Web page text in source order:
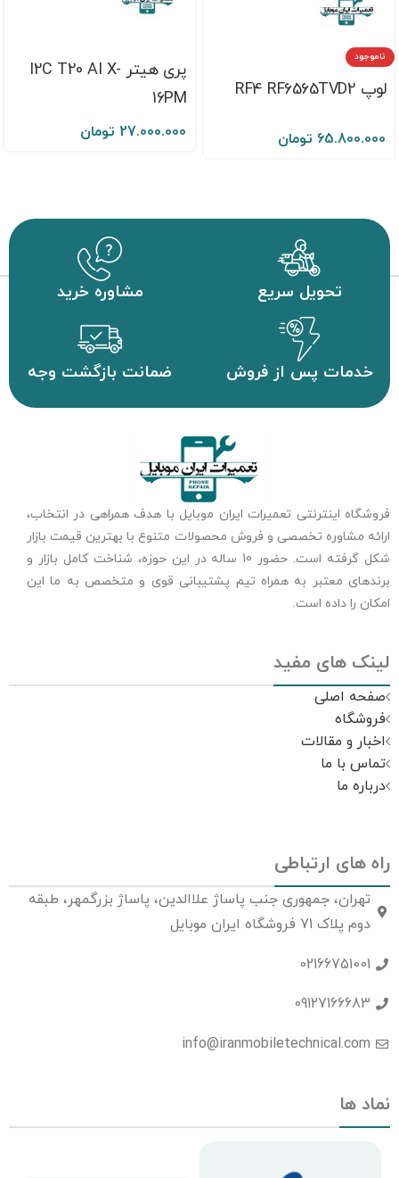
ناموجود
لوپ RF4 RF6565TVD2
65.800.000 تومان
پری هیتر I2C T20 AI X-
16PM
27.000.000 تومان
تحویل سریع مشاوره خرید
خدمات پس از فروش ضمانت بازگشت وجه
فروشگاه اینترنتی تعمیرات ایران موبایل با هدف همراهی در انتخاب،
ارائه مشاوره تخصصی و فروش محصولات متنوع با بهترین قیمت بازار
شکل گرفته است. حضور 10 ساله در این حوزه، شناخت کامل بازار و
برندهای معتبر به همراه تیم پشتیبانی قوی و متخصص به ما این
امکان را داده است.
لینک های مفید
صفحه اصلی
فروشگاه
اخبار و مقالات
تماس با ما
درباره ما
راه های ارتباطی
تهران، جمهوری جنب پاساژ علاالدین، پاساژ بزرگمهر، طبقه
دوم پلاک 71 فروشگاه ایران موبایل
02166751001
09127166683
info@iranmobiletechnical.com
نماد ها